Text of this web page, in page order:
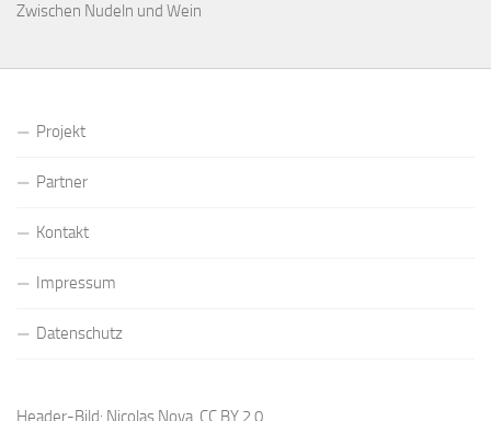
Zwischen Nudeln und Wein
Projekt
Partner
Kontakt
Impressum
Datenschutz
Header-Bild: Nicolas Nova, CC BY 2.0